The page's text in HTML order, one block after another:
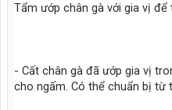
Tẩm ướp chân gà với gia vị
- Cất chân gà đã ướp gia vị
cho ngấm. Có thể chuẩn bị từ